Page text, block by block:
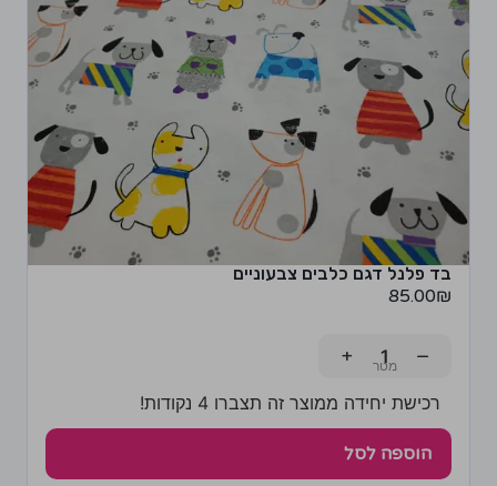
בד פלנל דגם כלבים צבעוניים
85.00₪
−
+
רכישת יחידה ממוצר זה תצברו 4 נקודות!
הוספה לסל